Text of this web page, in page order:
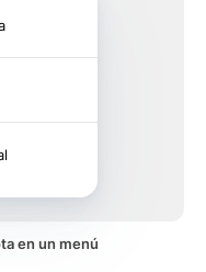
en un menú